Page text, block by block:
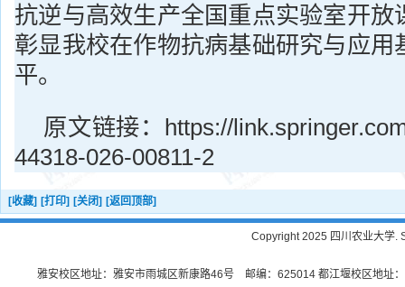
抗逆与高效生产全国重点实验室开放
彰显我校在作物抗病基础研究与应用
平。
原文链接：https://
44318-026-00811-2
[收藏] [打印] [关闭] [返回顶部]
Copyright 2025 四川农业大学.
雅安校区地址：雅安市雨城区新康路46号 邮编：625014 都江堰校区地址